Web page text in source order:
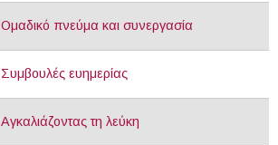
Ομαδικό πνεύμα και συνεργασία
Συμβουλές ευημερίας
Αγκαλιάζοντας τη λεύκη